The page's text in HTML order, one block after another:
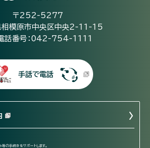
〒252-5277
相模原市中央区中央2-11-15
話番号：042-754-1111
手話で電話
の手続きをサポートします。